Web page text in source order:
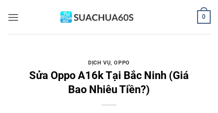
qua
0
DỊCH VỤ,OPPO
Sửa Oppo A16k Tại Bắc Ninh (Giá
Bao Nhiêu Tiền?)